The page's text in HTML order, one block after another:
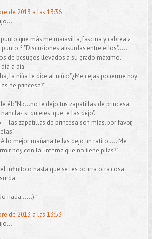
de 2013 a las 13:36
punto que más me maravilla, fascina y cabrea a
5 "Discusiones absurdas entre ellos".....
de besugos llevados a su grado máximo.
a día.
la niña le dice al niño: "¿Me dejas ponerme hoy
de princesa?"
él: "No...no te dejo tus zapatillas de princesa.
si quieres, que te las dejo".
zapatillas de princesa son mías. por favor,
A lo mejor mañana te las dejo un ratito..... Me
hoy con la linterna que no tiene pilas?"
infinito o hasta que se les ocurra otra cosa
nada......)
de 2013 a las 13:53